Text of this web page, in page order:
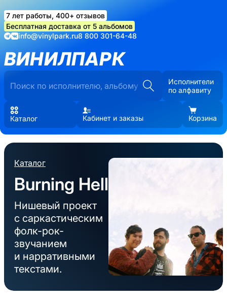
7 лет работы, 400+ отзывов
Бесплатная доставка от 5 альбомов
info@vinylpark.ru8 800 301-64-48
ВИНИЛПАРК
Исполнители
по алфавиту
Каталог Кабинет и заказы Корзина
Каталог
Burning Hell
Нишевый проект
с саркастическим
фолк-рок-
звучанием
и нарративными
текстами.